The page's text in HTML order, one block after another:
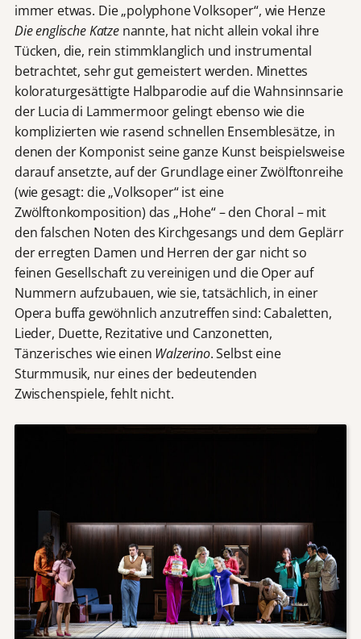
immer etwas. Die „polyphone Volksoper“, wie Henze
Die englische Katze nannte, hat nicht allein vokal ihre
Tücken, die, rein stimmklanglich und instrumental
betrachtet, sehr gut gemeistert werden. Minettes
koloraturgesättigte Halbparodie auf die Wahnsinnsarie
der Lucia di Lammermoor gelingt ebenso wie die
komplizierten wie rasend schnellen Ensemblesätze, in
denen der Komponist seine ganze Kunst beispielsweise
darauf ansetzte, auf der Grundlage einer Zwölftonreihe
(wie gesagt: die „Volksoper“ ist eine
Zwölftonkomposition) das „Hohe“ – den Choral – mit
den falschen Noten des Kirchgesangs und dem Geplärr
der erregten Damen und Herren der gar nicht so
feinen Gesellschaft zu vereinigen und die Oper auf
Nummern aufzubauen, wie sie, tatsächlich, in einer
Opera buffa gewöhnlich anzutreffen sind: Cabaletten,
Lieder, Duette, Rezitative und Canzonetten,
Tänzerisches wie einen Walzerino. Selbst eine
Sturmmusik, nur eines der bedeutenden
Zwischenspiele, fehlt nicht.